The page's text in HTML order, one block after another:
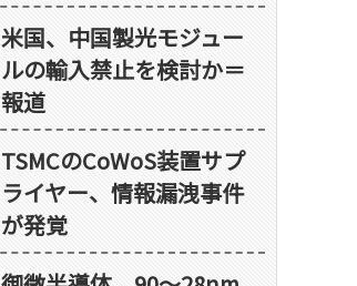
米国、中国製光モジュー
ルの輸入禁止を検討か＝
報道
TSMCのCoWoS装置サプ
ライヤー、情報漏洩事件
が発覚